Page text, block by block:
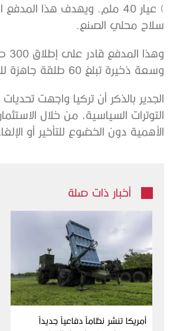
) عيار 40 ملم. ويهدف هذا
سلاح محلي الصنع.
وسعة ذخيرة تبلغ 60 طلقة جاهزة للإطلاق، مع 680 طلقة إضافية مخزنة.
الجدير بالذكر أن تركيا واجهت
التوترات السياسية، من خلال
الأهمية دون الخضوع للتأخير أو
أخبار ذات صلة
أمريكا تنشر نظاماً دفاعياً جديداً